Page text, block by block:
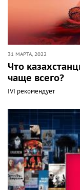
31 МАРТА, 2022
Что
чаще всего?
IVI рекомендует